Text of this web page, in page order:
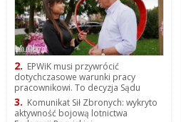
2. EPWiK musi przywrócić
dotychczasowe warunki pracy
pracownikowi. To decyzja Sądu
3. Komunikat Sił Zbronych: wykryto
aktywność bojową lotnictwa